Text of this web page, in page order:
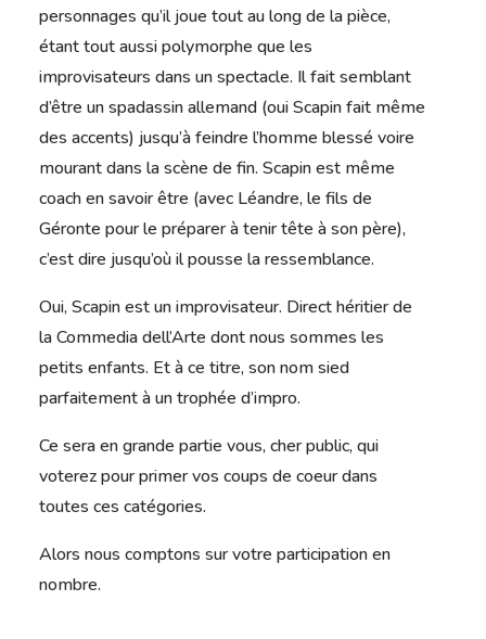
personnages qu’il joue tout au long de la pièce,
étant tout aussi polymorphe que les
improvisateurs dans un spectacle. Il fait semblant
d’être un spadassin allemand (oui Scapin fait même
des accents) jusqu’à feindre l’homme blessé voire
mourant dans la scène de fin. Scapin est même
coach en savoir être (avec Léandre, le fils de
Géronte pour le préparer à tenir tête à son père),
c’est dire jusqu’où il pousse la ressemblance.
Oui, Scapin est un improvisateur. Direct héritier de
la Commedia dell’Arte dont nous sommes les
petits enfants. Et à ce titre, son nom sied
parfaitement à un trophée d’impro.
Ce sera en grande partie vous, cher public, qui
voterez pour primer vos coups de coeur dans
toutes ces catégories.
Alors nous comptons sur votre participation en
nombre.